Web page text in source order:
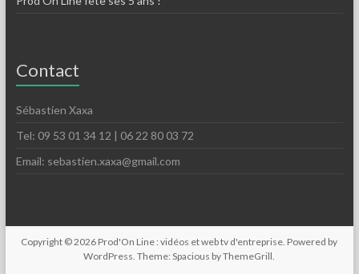
Contact
Sébastien Xaxa
Tel: 09 53 01 34 12 | 06 22 80 03 72
Email: sebastien.xaxa@gmail.com
Copyright © 2026 Prod'On Line : vidéos et web tv d'entreprise. Powered by
WordPress. Theme: Spacious byThemeGrill.